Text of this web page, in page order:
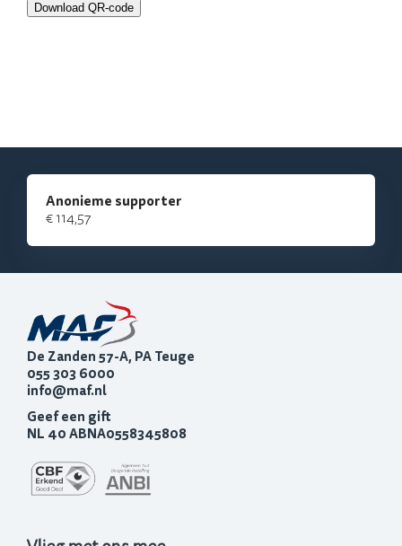
Download QR-code
Anonieme supporter
€ 114,57
De Zanden 57-A, PA Teuge
055 303 6000
info@maf.nl
Geef een gift
NL 40 ABNA0558345808